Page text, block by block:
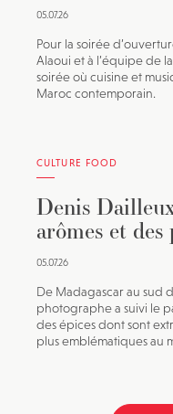
05.07.26
Pour la soirée
Alaoui et à l’équipe de
soirée où cuisine et
Maroc contemporain.
CULTURE FOOD
Denis
arômes et
05.07.26
De Madagascar au sud
photographe a suivi le
des épices dont sont
plus emblématiques au